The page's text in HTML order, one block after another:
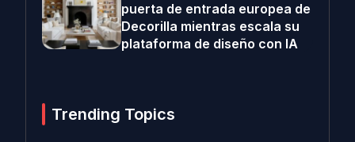
puerta de entrada europea de
Decorilla mientras escala su
plataforma de diseño con IA
Trending Topics